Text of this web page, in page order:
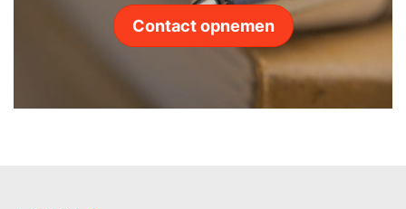
Contact opnemen